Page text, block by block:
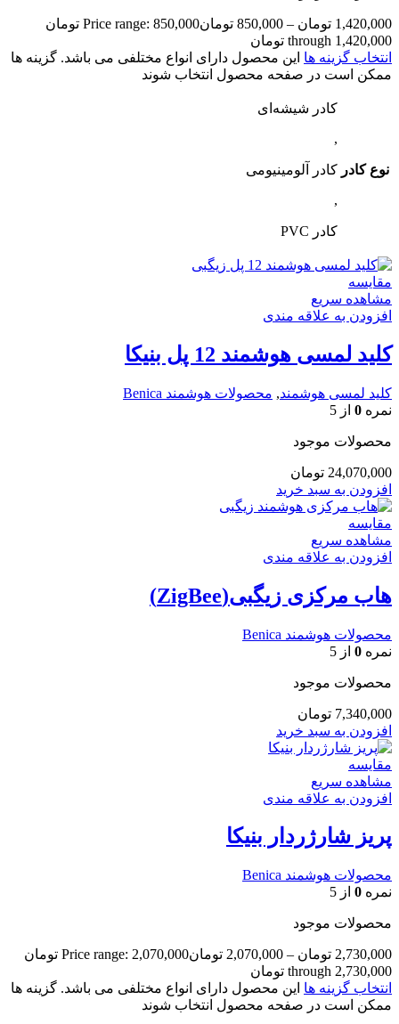
1,420,000 تومان –
850,000 تومان
Price range: 850,000 تومان
through 1,420,000 تومان
انتخاب گزینه ها این محصول دارای انواع مختلفی می باشد. گزینه ها
ممکن است در صفحه محصول انتخاب شوند
نوع کادر
کادر شیشه‌ای
,
کادر آلومینیومی
,
کادر PVC
مقایسه
مشاهده سریع
افزودن به علاقه مندی
کلید لمسی هوشمند 12 پل بنیکا
کلید لمسی هوشمند, محصولات هوشمند Benica
نمره 0 از 5
محصولات موجود
24,070,000 تومان
افزودن به سبد خرید
مقایسه
مشاهده سریع
افزودن به علاقه مندی
هاب مرکزی زیگبی(ZigBee)
محصولات هوشمند Benica
نمره 0 از 5
محصولات موجود
7,340,000 تومان
افزودن به سبد خرید
مقایسه
مشاهده سریع
افزودن به علاقه مندی
پریز شارژردار بنیکا
محصولات هوشمند Benica
نمره 0 از 5
محصولات موجود
2,730,000 تومان –
2,070,000 تومان
Price range: 2,070,000 تومان
through 2,730,000 تومان
انتخاب گزینه ها این محصول دارای انواع مختلفی می باشد. گزینه ها
ممکن است در صفحه محصول انتخاب شوند